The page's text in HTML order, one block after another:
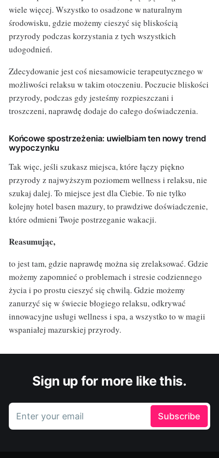
wiele więcej. Wszystko to osadzone w naturalnym
środowisku, gdzie możemy cieszyć się bliskością
przyrody podczas korzystania z tych wszystkich
udogodnień.
Zdecydowanie jest coś niesamowicie terapeutycznego w
możliwości relaksu w takim otoczeniu. Poczucie bliskości
przyrody, podczas gdy jesteśmy rozpieszczani i
troszczeni, naprawdę dodaje do całego doświadczenia.
Końcowe spostrzeżenia: uwielbiam ten nowy trend
wypoczynku
Tak więc, jeśli szukasz miejsca, które łączy piękno
przyrody z najwyższym poziomem wellness i relaksu, nie
szukaj dalej. To miejsce jest dla Ciebie. To nie tylko
kolejny hotel basen mazury, to prawdziwe doświadczenie,
które odmieni Twoje postrzeganie wakacji.
Reasumując,
to jest tam, gdzie naprawdę można się zrelaksować. Gdzie
możemy zapomnieć o problemach i stresie codziennego
życia i po prostu cieszyć się chwilą. Gdzie możemy
zanurzyć się w świecie błogiego relaksu, odkrywać
innowacyjne usługi wellness i spa, a wszystko to w magii
wspaniałej mazurskiej przyrody.
Sign up for more like this.
Enter your email Subscribe